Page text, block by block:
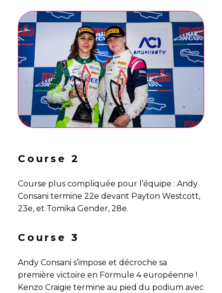
Course 2
Course plus compliquée pour l’équipe : Andy
Consani termine 22e devant Payton Westcott,
23e, et Tomika Gender, 28e.
Course 3
Andy Consani s’impose et décroche sa
première victoire en Formule 4 européenne !
Kenzo Craigie termine au pied du podium avec